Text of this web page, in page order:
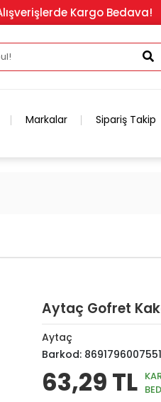
Kargo Bedava!
Markalar Sipariş Takip
Aytaç Gofret
Aytaç
Barkod: 8691796007551
63,29 TL